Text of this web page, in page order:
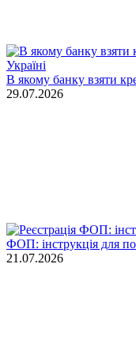
В якому банку взяти
29.07.2026
ФОП: інструкція для
21.07.2026